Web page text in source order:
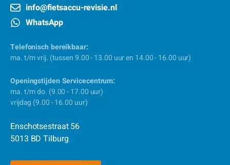
info@fietsaccu-revisie.nl
WhatsApp
Telefonisch bereikbaar:
ma. t/m vrij. (tussen 9.00 - 13.00 uur en 14.00 - 16.00 uur)
Openingstijden Servicecentrum:
ma. t/m do. (9.00 - 17.00 uur)
vrijdag (9.00 - 16.00 uur)
Enschotsestraat 56
5013 BD Tilburg